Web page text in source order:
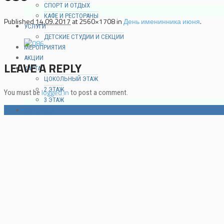
СПОРТ И ОТДЫХ
КАФЕ И РЕСТОРАНЫ
УСЛУГИ
ДЕТСКИЕ СТУДИИ И СЕКЦИИ
МЕРОПРИЯТИЯ
АКЦИИ
КАРТА
ЦОКОЛЬНЫЙ ЭТАЖ
2 ЭТАЖ
3 ЭТАЖ
Published 14.09.2017at 2560×1708 inДень именинника июня.
LEAVE A REPLY
You must be logged in to post a comment.